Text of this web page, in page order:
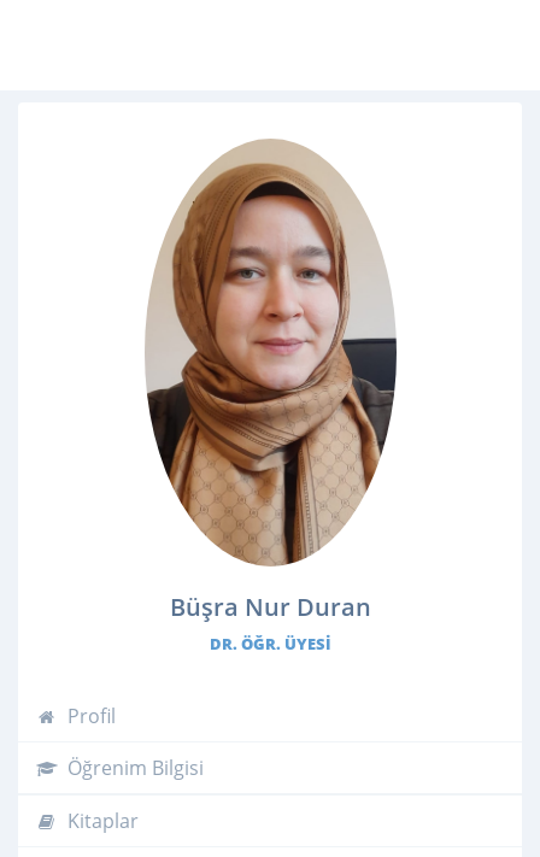
Büşra Nur Duran
DR. ÖĞR. ÜYESI
Profil
Öğrenim Bilgisi
Kitaplar